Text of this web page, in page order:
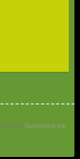
Colorlib Sponsorisé par